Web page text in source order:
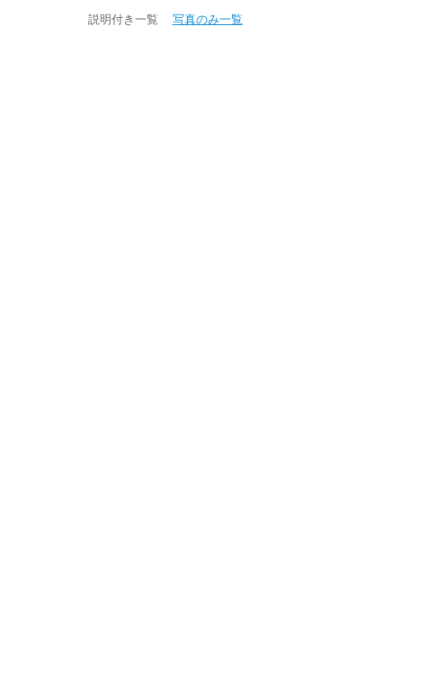
説明付き一覧 写真のみ一覧